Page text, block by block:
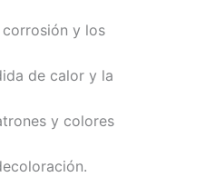
corrosión y los
de calor y la
y colores